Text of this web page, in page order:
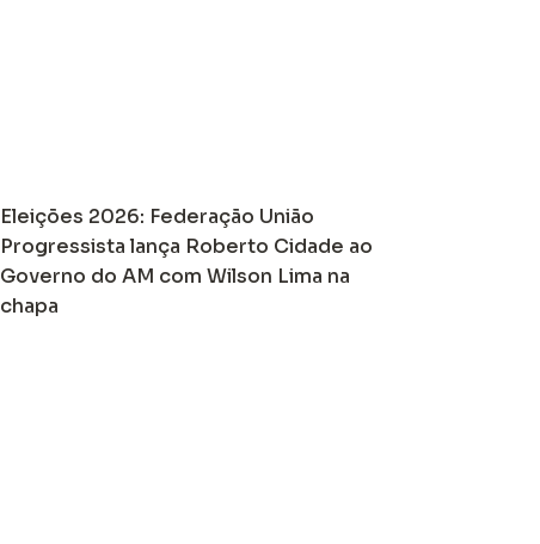
Eleições 2026: Federação União
Progressista lança Roberto Cidade ao
Governo do AM com Wilson Lima na
chapa